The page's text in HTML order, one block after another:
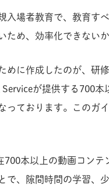
入場者教育で、教育す
ため、効率化できない
めに作成したのが、研
が提供する700
っております。このガ
700本以上の動画コン
で、隙間時間の学習、